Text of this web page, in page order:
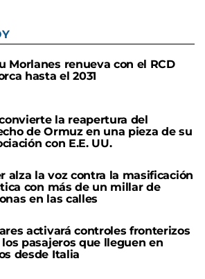
Morlanes renueva con el RCD
hasta el 2031
la reapertura del
de Ormuz en una pieza de su
con E.E. UU.
alza la voz contra la masificación
con más de un millar de
en las calles
activará controles fronterizos
los pasajeros que lleguen en
desde Italia